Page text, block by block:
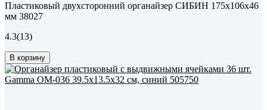
Пластиковый двухсторонний органайзер СИБИН 175x106x46
мм 38027
4.3(13)
В корзину